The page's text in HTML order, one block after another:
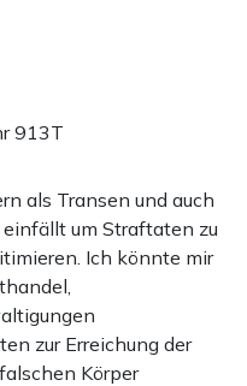
913T
als Transen und auch
um Straftaten zu
Ich könnte mir
zur Erreichung der
Körper